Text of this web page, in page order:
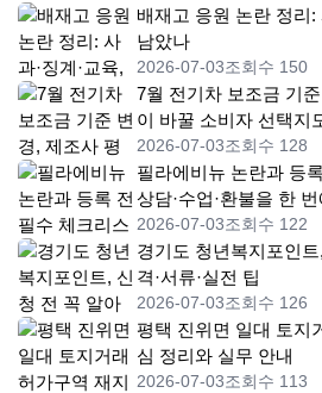
배재고 응원 논란 정리:
남았나
2026-07-03조회수 150
7월 전기차 보조금 기
이 바꿀 소비자 선택지
2026-07-03조회수 128
필라에비뉴 논란과 등
상담·수업·환불을 한
2026-07-03조회수 122
경기도 청년복지포인
격·서류·실전 팁
2026-07-03조회수 126
평택 진위면 일대 토지
심 정리와 실무 안내
2026-07-03조회수 113